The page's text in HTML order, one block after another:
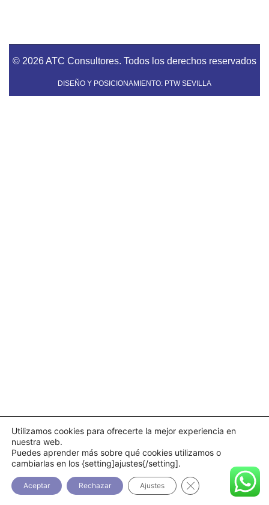
© 2026 ATC Consultores. Todos los derechos reservados
DISEÑO Y POSICIONAMIENTO: PTW SEVILLA
Utilizamos cookies para ofrecerte la mejor experiencia en
nuestra web.
Puedes aprender más sobre qué cookies utilizamos o
cambiarlas en los {setting]ajustes{/setting].
Aceptar Rechazar Ajustes Cerrar el banner de